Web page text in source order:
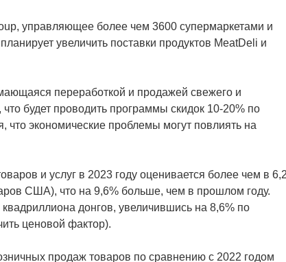
управляющее более чем 3600 супермаркетами и
увеличить поставки продуктов MeatDeli и
переработкой и продажей свежего и
будет проводить программы скидок 10-20% по
экономические проблемы могут повлиять на
и услуг в 2023 году оценивается более чем в
США), что на 9,6% больше, чем в прошлом году.
донгов, увеличившись на 8,6% по
ценовой фактор).
продаж товаров по сравнению с 2022 годом